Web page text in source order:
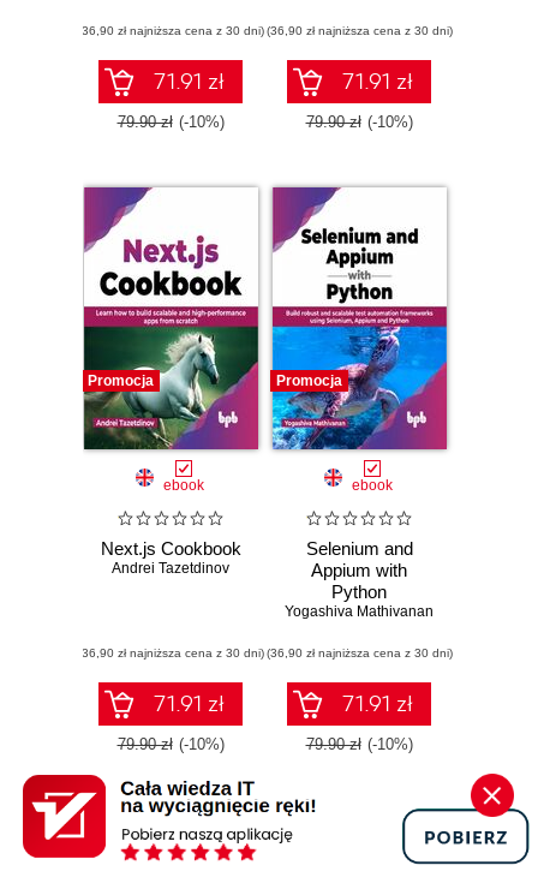
(36,90 zł najniższa cena z 30 dni)
71.91 zł
79.90 zł (-10%)
(36,90 zł najniższa cena z 30 dni)
71.91 zł
79.90 zł (-10%)
Promocja
ebook
Next.js Cookbook
Andrei Tazetdinov
(36,90 zł najniższa cena z 30 dni)
71.91 zł
79.90 zł (-10%)
Promocja
ebook
Selenium and
Appium with
Python
Yogashiva Mathivanan
(36,90 zł najniższa cena z 30 dni)
71.91 zł
79.90 zł (-10%)